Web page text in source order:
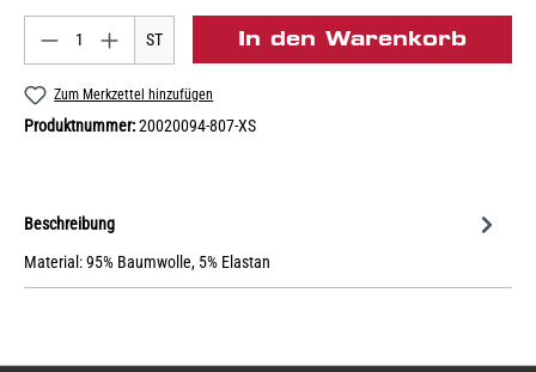
ST In den Warenkorb
Zum Merkzettel hinzufügen
Produktnummer:20020094-807-XS
Beschreibung
Material: 95% Baumwolle, 5% Elastan